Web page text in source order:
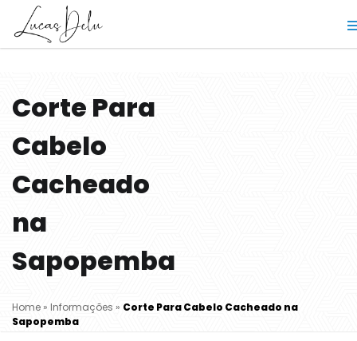
Corte Para
Cabelo
Cacheado
na
Sapopemba
Home » Informações » Corte Para Cabelo Cacheado na
Sapopemba